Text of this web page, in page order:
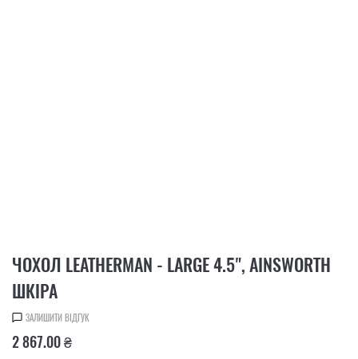
ЧОХОЛ LEATHERMAN - LARGE 4.5", AINSWORTH
ШКІРА
ЗАЛИШИТИ ВІДГУК
2 867.00 ₴